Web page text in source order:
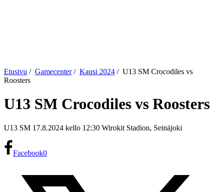
Etusivu / Gamecenter/ Kausi 2024 / U13 SM Crocodiles vs
Roosters
U13 SM Crocodiles vs Roosters
U13 SM 17.8.2024 kello 12:30 Wirokit Stadion, Seinäjoki
Facebook0